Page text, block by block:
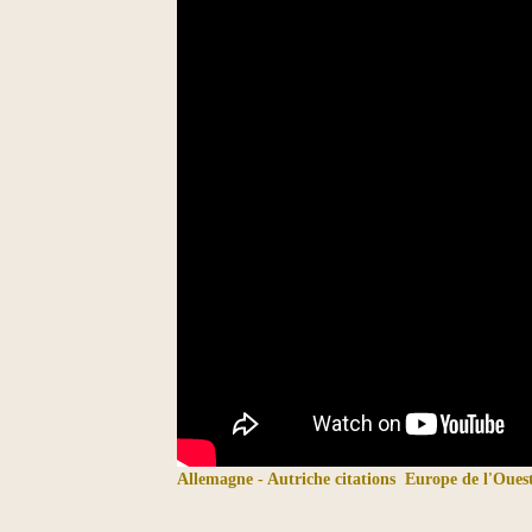
Allemagne - Autriche citations Europe de